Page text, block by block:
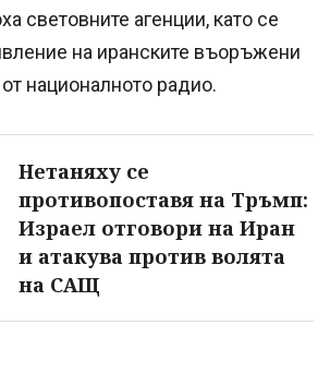
световните агенции, като се
на иранските въоръжени
националното радио.
Нетаняху се
противопоставя на Тръмп:
Израел отговори на Иран
и атакува против волята
на САЩ